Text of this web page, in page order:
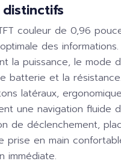
distinctifs
couleur de 0,96
des
la puissance, le mode
batterie et la résistance.
latéraux,
une navigation fluide
de déclenchement,
prise en main
immédiate.